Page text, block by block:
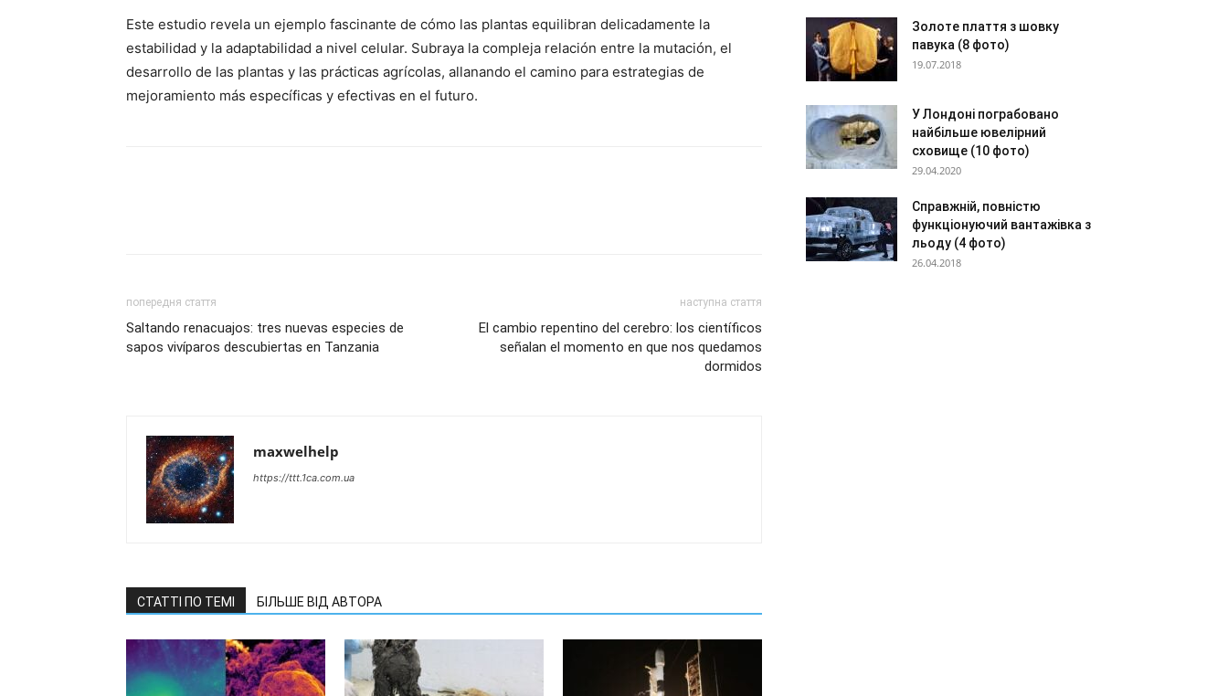
Este estudio revela un ejemplo fascinante de cómo las plantas equilibran delicadamente la
estabilidad y la adaptabilidad a nivel celular. Subraya la compleja relación entre la mutación, el
desarrollo de las plantas y las prácticas agrícolas, allanando el camino para estrategias de
mejoramiento más específicas y efectivas en el futuro.
попередня стаття
Saltando renacuajos: tres nuevas especies de
sapos vivíparos descubiertas en Tanzania
наступна стаття
El cambio repentino del cerebro: los científicos
señalan el momento en que nos quedamos
dormidos
maxwelhelp
https://ttt.1ca.com.ua
СТАТТІ ПО ТЕМІ БІЛЬШЕ ВІД АВТОРА
Золоте плаття з шовку
павука (8 фото)
19.07.2018
У Лондоні пограбовано
найбільше ювелірний
сховище (10 фото)
29.04.2020
Справжній, повністю
функціонуючий вантажівка з
льоду (4 фото)
26.04.2018